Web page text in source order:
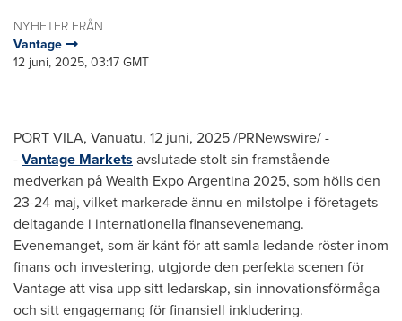
NYHETER FRÅN
Vantage
12 juni, 2025, 03:17 GMT
PORT VILA, Vanuatu, 12 juni, 2025/PRNewswire/ -
-Vantage Markets avslutade stolt sin framstående
medverkan på Wealth Expo Argentina 2025, som hölls den
23-24 maj, vilket markerade ännu en milstolpe i företagets
deltagande i internationella finansevenemang.
Evenemanget, som är känt för att samla ledande röster inom
finans och investering, utgjorde den perfekta scenen för
Vantage att visa upp sitt ledarskap, sin innovationsförmåga
och sitt engagemang för finansiell inkludering.